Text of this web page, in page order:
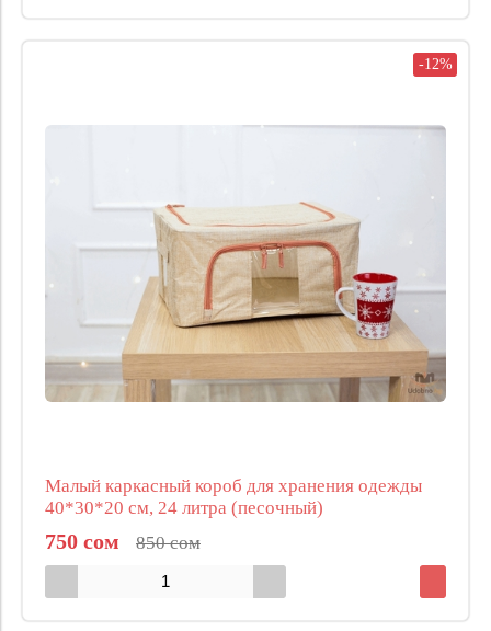
-12%
Малый каркасный короб для хранения одежды
40*30*20 см, 24 литра (песочный)
750 сом 850 сом